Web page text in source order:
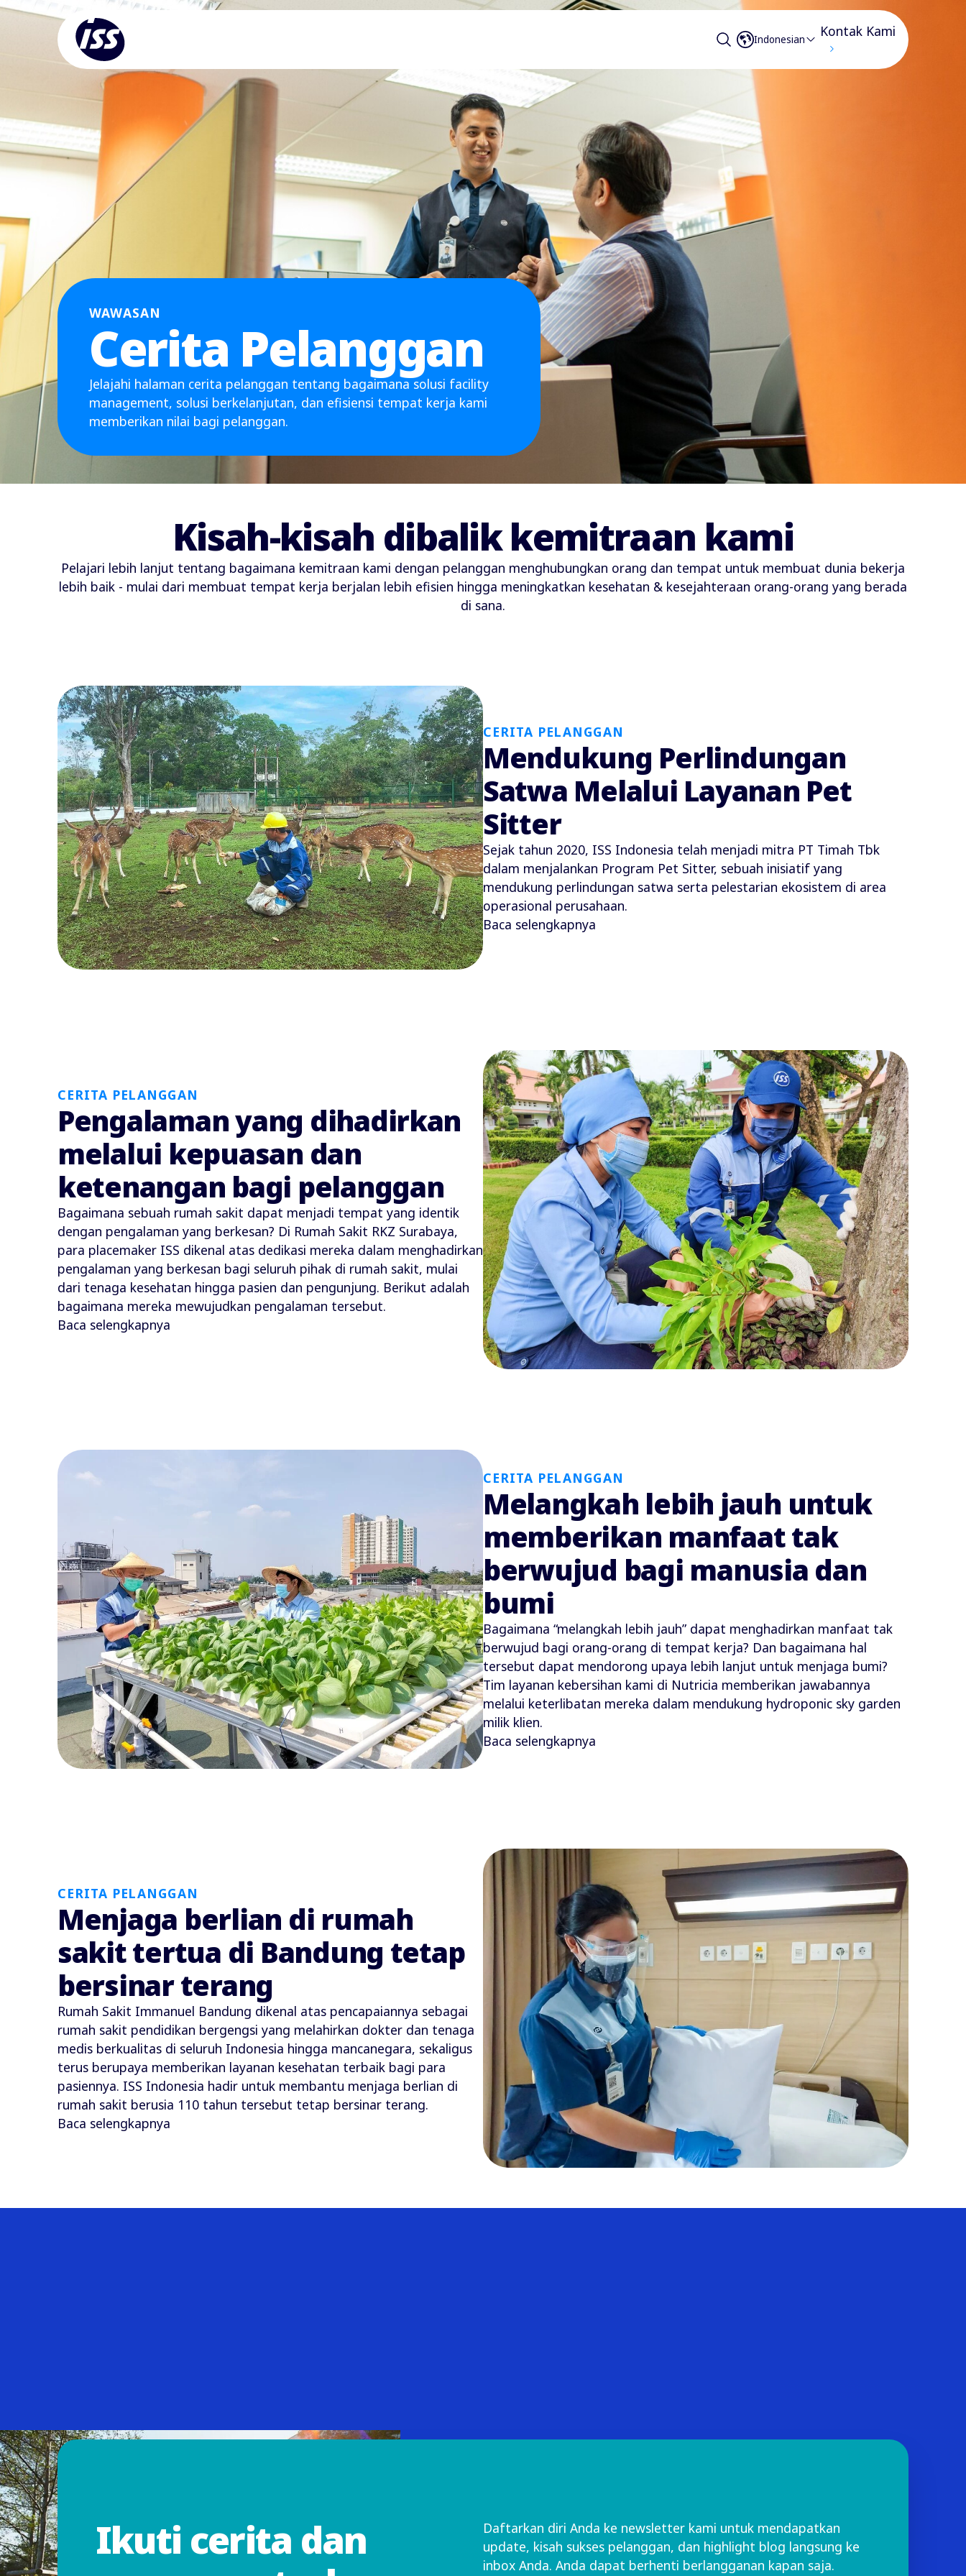
Indonesian Kontak Kami
WAWASAN
Cerita Pelanggan
Jelajahi halaman cerita pelanggan tentang bagaimana solusi facility
management, solusi berkelanjutan, dan efisiensi tempat kerja kami
memberikan nilai bagi pelanggan.
Kisah-kisah dibalik kemitraan kami
Pelajari lebih lanjut tentang bagaimana kemitraan kami dengan pelanggan menghubungkan orang dan tempat untuk membuat dunia bekerja
lebih baik - mulai dari membuat tempat kerja berjalan lebih efisien hingga meningkatkan kesehatan & kesejahteraan orang-orang yang berada
di sana.
CERITA PELANGGAN
Mendukung Perlindungan
Satwa Melalui Layanan Pet
Sitter
Sejak tahun 2020, ISS Indonesia telah menjadi mitra PT Timah Tbk
dalam menjalankan Program Pet Sitter, sebuah inisiatif yang
mendukung perlindungan satwa serta pelestarian ekosistem di area
operasional perusahaan.
Baca selengkapnya
CERITA PELANGGAN
Pengalaman yang dihadirkan
melalui kepuasan dan
ketenangan bagi pelanggan
Bagaimana sebuah rumah sakit dapat menjadi tempat yang identik
dengan pengalaman yang berkesan? Di Rumah Sakit RKZ Surabaya,
para placemaker ISS dikenal atas dedikasi mereka dalam menghadirkan
pengalaman yang berkesan bagi seluruh pihak di rumah sakit, mulai
dari tenaga kesehatan hingga pasien dan pengunjung. Berikut adalah
bagaimana mereka mewujudkan pengalaman tersebut.
Baca selengkapnya
CERITA PELANGGAN
Melangkah lebih jauh untuk
memberikan manfaat tak
berwujud bagi manusia dan
bumi
Bagaimana “melangkah lebih jauh” dapat menghadirkan manfaat tak
berwujud bagi orang-orang di tempat kerja? Dan bagaimana hal
tersebut dapat mendorong upaya lebih lanjut untuk menjaga bumi?
Tim layanan kebersihan kami di Nutricia memberikan jawabannya
melalui keterlibatan mereka dalam mendukung hydroponic sky garden
milik klien.
Baca selengkapnya
CERITA PELANGGAN
Menjaga berlian di rumah
sakit tertua di Bandung tetap
bersinar terang
Rumah Sakit Immanuel Bandung dikenal atas pencapaiannya sebagai
rumah sakit pendidikan bergengsi yang melahirkan dokter dan tenaga
medis berkualitas di seluruh Indonesia hingga mancanegara, sekaligus
terus berupaya memberikan layanan kesehatan terbaik bagi para
pasiennya. ISS Indonesia hadir untuk membantu menjaga berlian di
rumah sakit berusia 110 tahun tersebut tetap bersinar terang.
Baca selengkapnya
Ikuti cerita dan
Daftarkan diri Anda ke newsletter kami untuk mendapatkan
update, kisah sukses pelanggan, dan highlight blog langsung ke
inbox Anda. Anda dapat berhenti berlangganan kapan saja.